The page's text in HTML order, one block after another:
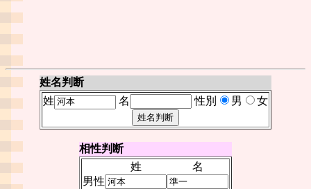
姓名判断
姓
名 性別 男 女
相性判断
姓
名
男性